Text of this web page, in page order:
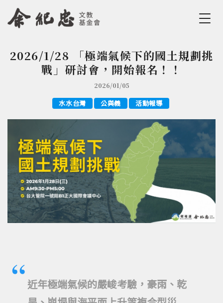
Jump to Navigation
Jump to Main content
您在這裡
2026/1/28 「極端氣候下的國土規劃挑
戰」研討會，開始報名！！
2026/01/05
水水台灣 公與義 活動報導
近年極端氣候的嚴峻考驗，豪雨、乾